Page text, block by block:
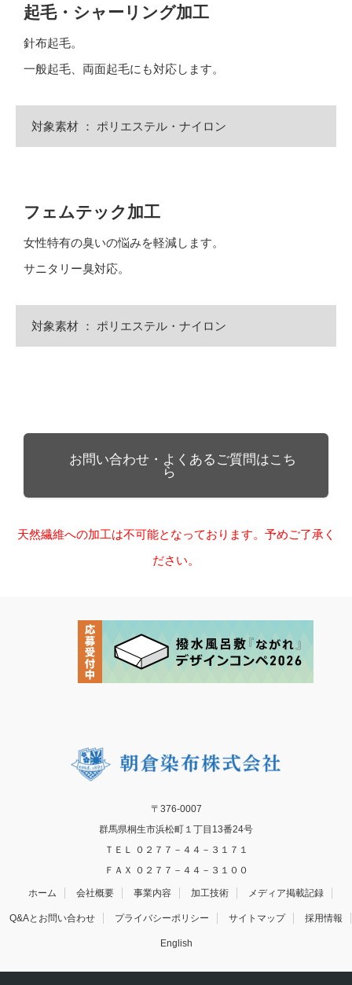
起毛・シャーリング加工
針布起毛。
一般起毛、両面起毛にも対応します。
対象素材 ： ポリエステル・ナイロン
フェムテック加工
女性特有の臭いの悩みを軽減します。
サニタリー臭対応。
対象素材 ： ポリエステル・ナイロン
お問い合わせ・よくあるご質問はこち
ら
天然繊維への加工は不可能となっております。予めご了承く
ださい。
〒376-0007
群馬県桐生市浜松町１丁目13番24号
ＴＥＬ ０２７７－４４－３１７１
ＦＡＸ ０２７７－４４－３１００
ホーム 会社概要 事業内容 加工技術 メディア掲載記録
Q&Aとお問い合わせ プライバシーポリシー サイトマップ 採用情報
English